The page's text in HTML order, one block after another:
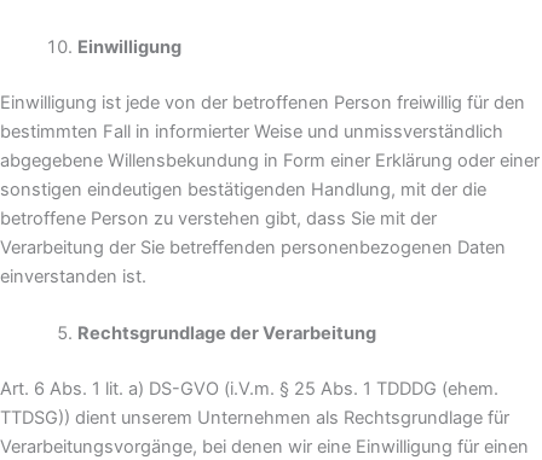
Einwilligung
Einwilligung ist jede von der betroffenen Person freiwillig für den
bestimmten Fall in informierter Weise und unmissverständlich
abgegebene Willensbekundung in Form einer Erklärung oder einer
sonstigen eindeutigen bestätigenden Handlung, mit der die
betroffene Person zu verstehen gibt, dass Sie mit der
Verarbeitung der Sie betreffenden personenbezogenen Daten
einverstanden ist.
Rechtsgrundlage der Verarbeitung
Art. 6 Abs. 1 lit. a) DS-GVO (i.V.m. § 25 Abs. 1 TDDDG (ehem.
TTDSG)) dient unserem Unternehmen als Rechtsgrundlage für
Verarbeitungsvorgänge, bei denen wir eine Einwilligung für einen